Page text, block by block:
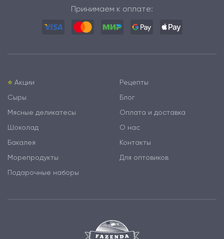
Принимаем к оплате:
⭐️ Акции
Сыры
Мясные деликатесы
Шоколад
Бакалея
Морепродукты
Подарочные наборы
Рецепты
Блог
Оплата и доставка
О нас
Контакты
Для оптовиков